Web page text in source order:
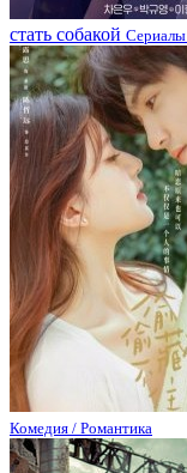
стать собакой
Комедия / Романтика